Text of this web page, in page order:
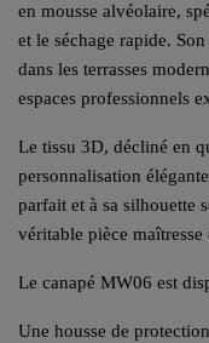
en mousse alvéolaire,
et le séchage rapide.
dans les terrasses
espaces professionnels
Le tissu 3D, décliné en
personnalisation
parfait et à sa silhouette
véritable pièce maîtresse
Le canapé MW06 est
Une housse de